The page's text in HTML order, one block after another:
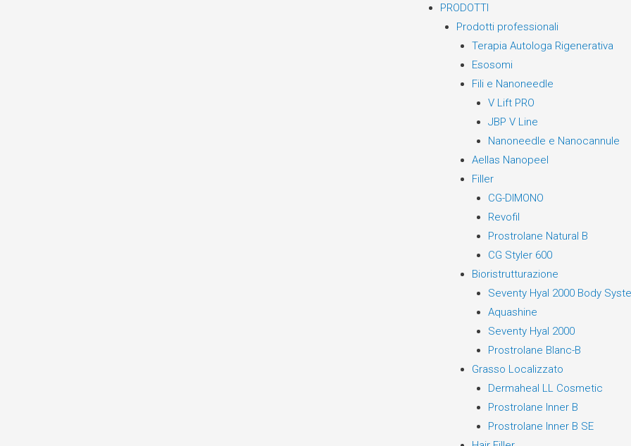
PRODOTTI
Prodotti professionali
Terapia Autologa Rigenerativa
Esosomi
Fili e Nanoneedle
V Lift PRO
JBP V Line
Nanoneedle e Nanocannule
Aellas Nanopeel
Filler
CG-DIMONO
Revofil
Prostrolane Natural B
CG Styler 600
Bioristrutturazione
Seventy Hyal 2000 Body
Aquashine
Seventy Hyal 2000
Prostrolane Blanc-B
Grasso Localizzato
Dermaheal LL Cosmetic
Prostrolane Inner B
Prostrolane Inner B SE